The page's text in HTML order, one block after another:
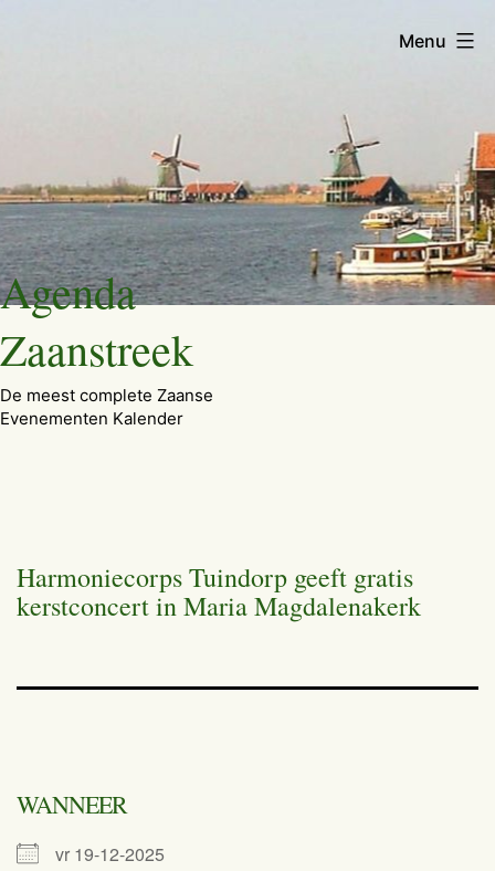
Ga
naar
de
inhoud
Agenda
Zaanstreek
De meest complete Zaanse
Evenementen Kalender
Menu
Harmoniecorps Tuindorp geeft gratis
kerstconcert in Maria Magdalenakerk
WANNEER
vr 19-12-2025